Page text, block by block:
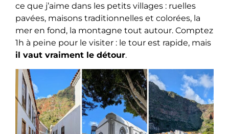
ce que j’aime dans les petits villages : ruelles
pavées, maisons traditionnelles et colorées, la
mer en fond, la montagne tout autour. Comptez
1h à peine pour le visiter : le tour est rapide, mais
il vaut vraiment le détour.